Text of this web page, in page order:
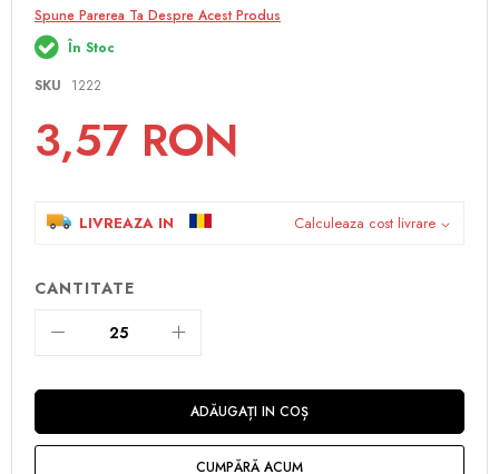
of
the
images
Spune Parerea Ta Despre Acest Produs
În Stoc
SKU
1222
3,57 RON
LIVREAZA IN Calculeaza cost livrare
CANTITATE
ADĂUGAȚI IN COȘ
CUMPĂRĂ ACUM